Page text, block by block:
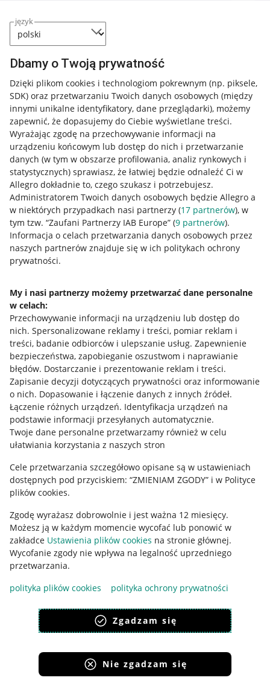
język
Dbamy o Twoją prywatność
Dzięki plikom cookies i technologiom pokrewnym (np. piksele,
SDK) oraz przetwarzaniu Twoich danych osobowych (między
innymi unikalne identyfikatory, dane przeglądarki), możemy
zapewnić, że dopasujemy do Ciebie wyświetlane treści.
Wyrażając zgodę na przechowywanie informacji na
urządzeniu końcowym lub dostęp do nich i przetwarzanie
danych (w tym w obszarze profilowania, analiz rynkowych i
statystycznych) sprawiasz, że łatwiej będzie odnaleźć Ci w
Allegro dokładnie to, czego szukasz i potrzebujesz.
Administratorem Twoich danych osobowych będzie Allegro a
w niektórych przypadkach nasi partnerzy (17 partnerów), w
tym tzw. “Zaufani Partnerzy IAB Europe” (9 partnerów).
Informacja o celach przetwarzania danych osobowych przez
naszych partnerów znajduje się w ich politykach ochrony
prywatności.
My i nasi partnerzy możemy przetwarzać dane personalne
w celach:
Przechowywanie informacji na urządzeniu lub dostęp do
nich. Spersonalizowane reklamy i treści, pomiar reklam i
treści, badanie odbiorców i ulepszanie usług. Zapewnienie
bezpieczeństwa, zapobieganie oszustwom i naprawianie
błędów. Dostarczanie i prezentowanie reklam i treści.
Zapisanie decyzji dotyczących prywatności oraz informowanie
o nich. Dopasowanie i łączenie danych z innych źródeł.
Łączenie różnych urządzeń. Identyfikacja urządzeń na
podstawie informacji przesyłanych automatycznie.
Twoje dane personalne przetwarzamy również w celu
ułatwiania korzystania z naszych stron
Cele przetwarzania szczegółowo opisane są w ustawieniach
dostępnych pod przyciskiem: “ZMIENIAM ZGODY” i w Polityce
plików cookies.
Zgodę wyrażasz dobrowolnie i jest ważna 12 miesięcy.
Możesz ją w każdym momencie wycofać lub ponowić w
zakładce Ustawienia plików cookies na stronie głównej.
Wycofanie zgody nie wpływa na legalność uprzedniego
przetwarzania.
polityka plików cookies
polityka ochrony prywatności
Zgadzam się
Nie zgadzam się
Przydatne informacje
Jak to działa
Allegro Gadane dla sprzedających
Allegro Gadane dla kupujących
Mapa miejscowości
Informacje prawne
Regulamin
Polityka plików "cookies"
Ustawienia plików "cookies"
Udostępnianie lokalizacji
Informacje dla Aktu o Usługach Cyfrowych
Pobierz aplikację
Korzystanie z serwisu oznacza akceptacjęregulaminu